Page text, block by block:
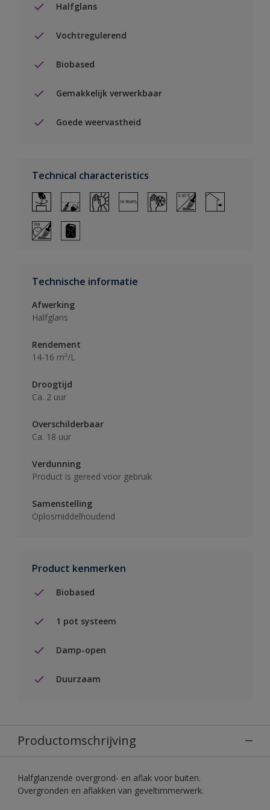
Halfglans
Vochtregulerend
Biobased
Gemakkelijk verwerkbaar
Goede weervastheid
Technical characteristics
Technische informatie
Afwerking
Halfglans
Rendement
14-16 m²/L
Droogtijd
Ca. 2 uur
Overschilderbaar
Ca. 18 uur
Verdunning
Product is gereed voor gebruik
Samenstelling
Oplosmiddelhoudend
Product kenmerken
Biobased
1 pot systeem
Damp-open
Duurzaam
Productomschrijving
Halfglanzende overgrond- en aflak voor buiten.
Overgronden en aflakken van geveltimmerwerk.